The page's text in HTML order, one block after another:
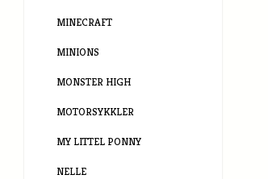
MINECRAFT
MINIONS
MONSTER HIGH
MOTORSYKKLER
MY LITTEL PONNY
NELLE